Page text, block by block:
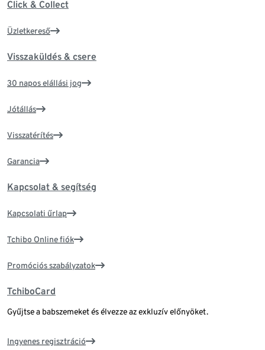
Click & Collect
Üzletkereső
Visszaküldés & csere
30 napos elállási jog
Jótállás
Visszatérítés
Garancia
Kapcsolat & segítség
Kapcsolati űrlap
Tchibo Online fiók
Promóciós szabályzatok
TchiboCard
Gyűjtse a babszemeket és élvezze az exkluzív előnyöket.
Ingyenes regisztráció